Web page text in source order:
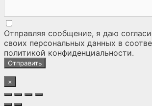
Отправляя сообщение, я даю
своих персональных данных в
политикой конфиденциальности.
×